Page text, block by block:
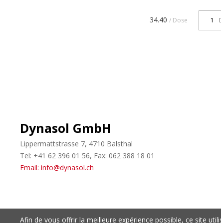
Wasserbasierende
Dickschichtlasur für
und Aussenbereich.
Lasur mit hohem
34.40 / Dose
Dynasol GmbH
Lippermattstrasse 7, 4710 Balsthal
Tel: +41 62 396 01 56, Fax: 062 388 18 01
Email: info@dynasol.ch
Afin de vous offrir la meilleure expérience possible, ce site